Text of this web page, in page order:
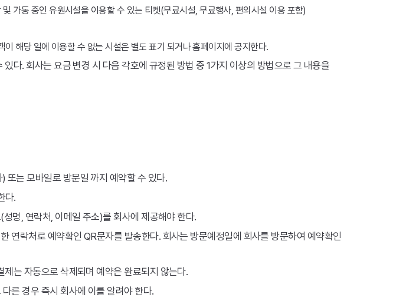
가동 중인 유원시설을 이용할 수 있는 티켓(무료시설, 무료행사, 편의시설 이용 포함)
해당 일에 이용할 수 없는 시설은 별도 표기 되거나 홈페이지에 공지한다.
다. 회사는 요금 변경 시 다음 각호에 규정된 방법 중 1가지 이상의 방법으로 그 내용을
는 모바일로 방문일 까지 예약할 수 있다.
다.
명, 연락처, 이메일 주소)를 회사에 제공해야 한다.
락처로 예약확인 QR문자를 발송한다. 회사는 방문예정일에 회사를 방문하여 예약확인
는 자동으로 삭제되며 예약은 완료되지 않는다.
른 경우 즉시 회사에 이를 알려야 한다.